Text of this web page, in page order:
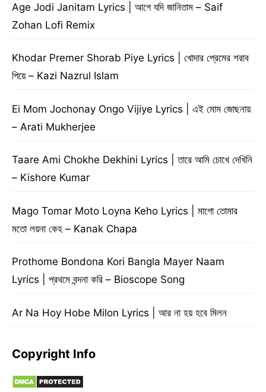
Age Jodi Janitam Lyrics | আগে যদি জানিতাম – Saif
Zohan Lofi Remix
Khodar Premer Shorab Piye Lyrics | খোদার প্রেমের শরাব
পিয়ে – Kazi Nazrul Islam
Ei Mom Jochonay Ongo Vijiye Lyrics | এই মোম জোছনায়
– Arati Mukherjee
Taare Ami Chokhe Dekhini Lyrics | তারে আমি চোখে দেখিনি
– Kishore Kumar
Mago Tomar Moto Loyna Keho Lyrics | মাগো তোমার
মতো লয়না কেহ – Kanak Chapa
Prothome Bondona Kori Bangla Mayer Naam
Lyrics | প্রথমে বন্দনা করি – Bioscope Song
Ar Na Hoy Hobe Milon Lyrics | আর না হয় হবে মিলন
Copyright Info